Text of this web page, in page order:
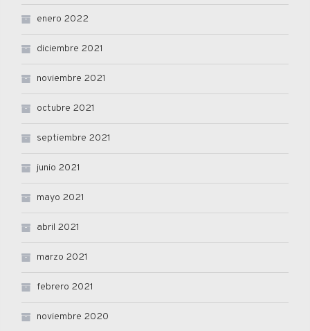
enero 2022
diciembre 2021
noviembre 2021
octubre 2021
septiembre 2021
junio 2021
mayo 2021
abril 2021
marzo 2021
febrero 2021
noviembre 2020